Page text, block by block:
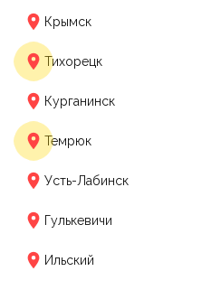
Крымск
Тихорецк
Курганинск
Темрюк
Усть-Лабинск
Гулькевичи
Ильский